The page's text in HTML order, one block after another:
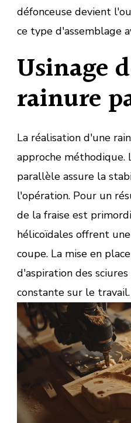
défonceuse devient
ce type d'assemblage
Usinage
rainure
La réalisation d'une
approche
parallèle assure la
l'opération. Pour un
de la fraise est
hélicoïdales offrent
coupe. La mise en
d'aspiration des
constante sur le travail.